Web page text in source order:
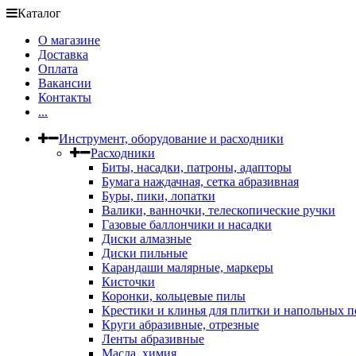
Каталог
О магазине
Доставка
Оплата
Вакансии
Контакты
...
Инструмент, оборудование и расходники
Расходники
Биты, насадки, патроны, адапторы
Бумага наждачная, сетка абразивная
Буры, пики, лопатки
Валики, ванночки, телескопические ручки
Газовые баллончики и насадки
Диски алмазные
Диски пильные
Карандаши малярные, маркеры
Кисточки
Коронки, кольцевые пилы
Крестики и клинья для плитки и напольных
Круги абразивные, отрезные
Ленты абразивные
Масла, химия